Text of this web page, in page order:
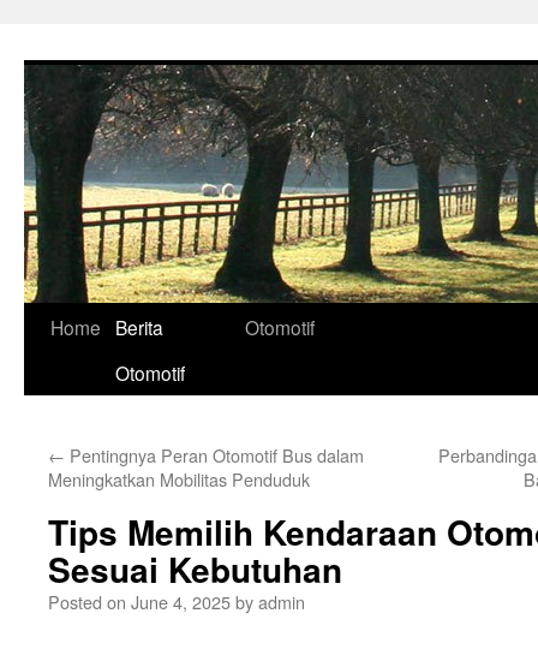
Home
Berita
Otomotif
Otomotif
← Pentingnya Peran Otomotif Bus dalam
Meningkatkan Mobilitas Penduduk
Tips Memilih Kendaraan
Sesuai Kebutuhan
Posted on June 4, 2025byadmin